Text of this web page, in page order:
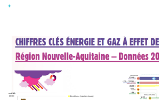
+